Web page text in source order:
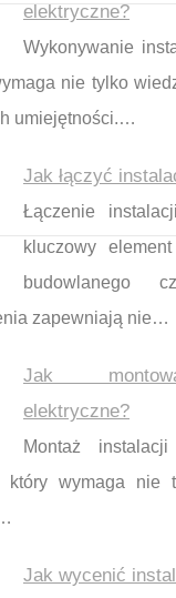
elektryczne?
Wykonywanie
nie tylko
umiejętności.…
Jak łączyć
Łączenie
kluczowy
budowlanego
zapewniają nie…
Jak
elektryczne?
Montaż
który wymaga nie
Jak wycenić
wpisu